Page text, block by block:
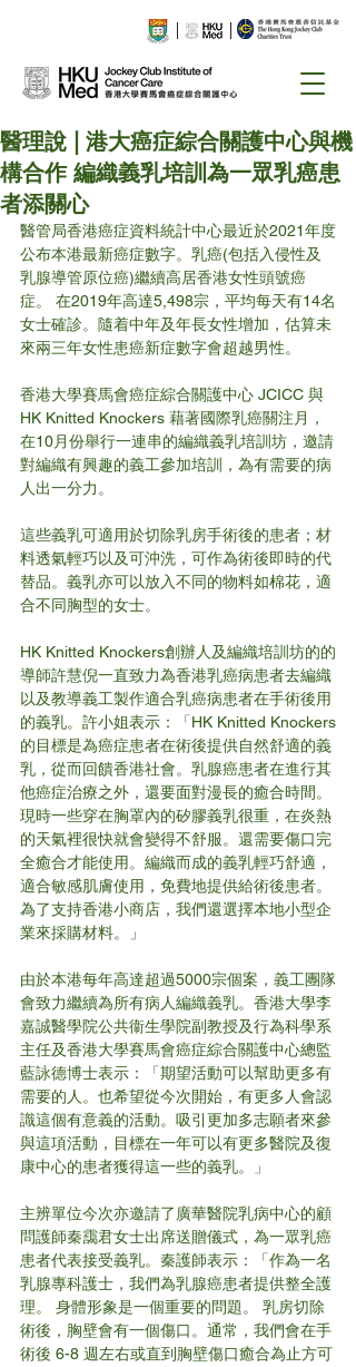
醫理說 | 港大癌症綜合關護中心與機
構合作 編織義乳培訓為一眾乳癌患
者添關心
醫管局香港癌症資料統計中心最近於2021年度
公布本港最新癌症數字。乳癌(包括入侵性及
乳腺導管原位癌)繼續高居香港女性頭號癌
症。 在2019年高達5,498宗，平均每天有14名
女士確診。隨着中年及年長女性增加，估算未
來兩三年女性患癌新症數字會超越男性。
香港大學賽馬會癌症綜合關護中心 JCICC 與
HK Knitted Knockers 藉著國際乳癌關注月，
在10月份舉行一連串的編織義乳培訓坊，邀請
對編織有興趣的義工參加培訓，為有需要的病
人出一分力。
這些義乳可適用於切除乳房手術後的患者；材
料透氣輕巧以及可沖洗，可作為術後即時的代
替品。義乳亦可以放入不同的物料如棉花，適
合不同胸型的女士。
HK Knitted Knockers創辦人及編織培訓坊的的
導師許慧倪一直致力為香港乳癌病患者去編織
以及教導義工製作適合乳癌病患者在手術後用
的義乳。許小姐表示：「HK Knitted Knockers
的目標是為癌症患者在術後提供自然舒適的義
乳，從而回饋香港社會。乳腺癌患者在進行其
他癌症治療之外，還要面對漫長的癒合時間。
現時一些穿在胸罩內的矽膠義乳很重，在炎熱
的天氣裡很快就會變得不舒服。還需要傷口完
全癒合才能使用。編織而成的義乳輕巧舒適，
適合敏感肌膚使用，免費地提供給術後患者。
為了支持香港小商店，我們還選擇本地小型企
業來採購材料。」
由於本港每年高達超過5000宗個案，義工團隊
會致力繼續為所有病人編織義乳。香港大學李
嘉誠醫學院公共衞生學院副教授及行為科學系
主任及香港大學賽馬會癌症綜合關護中心總監
藍詠德博士表示：「期望活動可以幫助更多有
需要的人。也希望從今次開始，有更多人會認
識這個有意義的活動。吸引更加多志願者來參
與這項活動，目標在一年可以有更多醫院及復
康中心的患者獲得這一些的義乳。」
主辨單位今次亦邀請了廣華醫院乳病中心的顧
問護師秦靄君女士出席送贈儀式，為一眾乳癌
患者代表接受義乳。秦護師表示：「作為一名
乳腺專科護士，我們為乳腺癌患者提供整全護
理。 身體形象是一個重要的問題。 乳房切除
術後，胸壁會有一個傷口。通常，我們會在手
術後 6-8 週左右或直到胸壁傷口癒合為止方可